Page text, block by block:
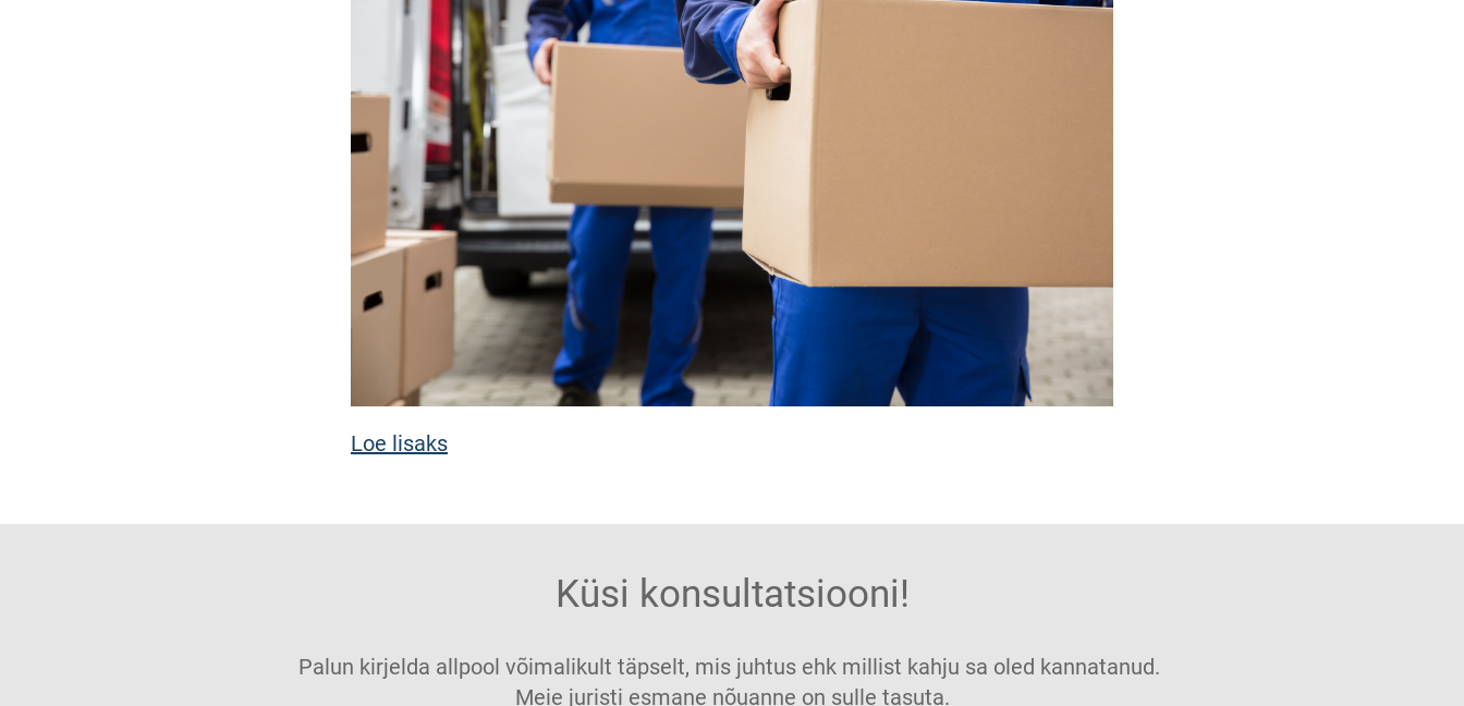
Loe lisaks
Küsi konsultatsiooni!
Palun kirjelda allpool võimalikult täpselt, mis juhtus ehk millist kahju sa oled kannatanud.
Meie juristi esmane nõuanne on sulle tasuta.